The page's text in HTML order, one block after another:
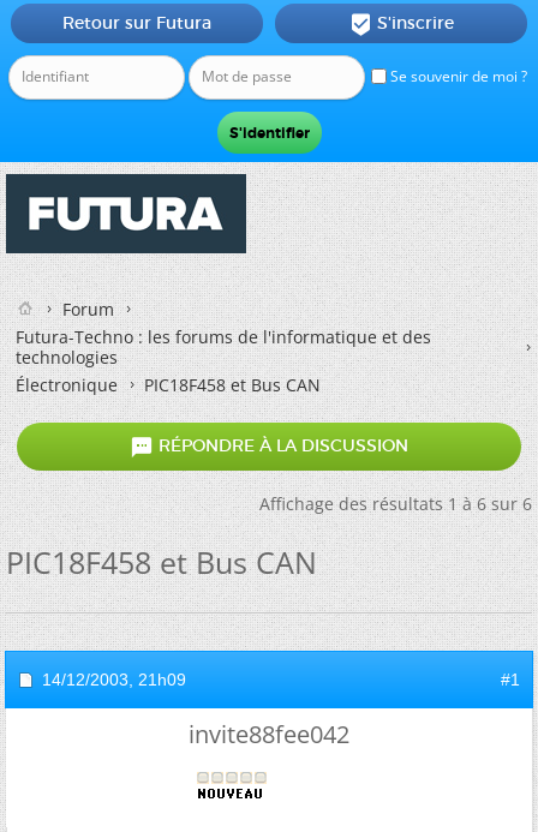
Se souvenir de moi ?
Retour sur Futura  S'inscrire
Forum
Futura-Techno : les forums de l'informatique et des
technologies
Électronique
PIC18F458 et Bus CAN
 RÉPONDRE À LA DISCUSSION
Affichage des résultats 1 à 6 sur 6
PIC18F458 et Bus CAN
14/12/2003, 21h09 #1
invite88fee042